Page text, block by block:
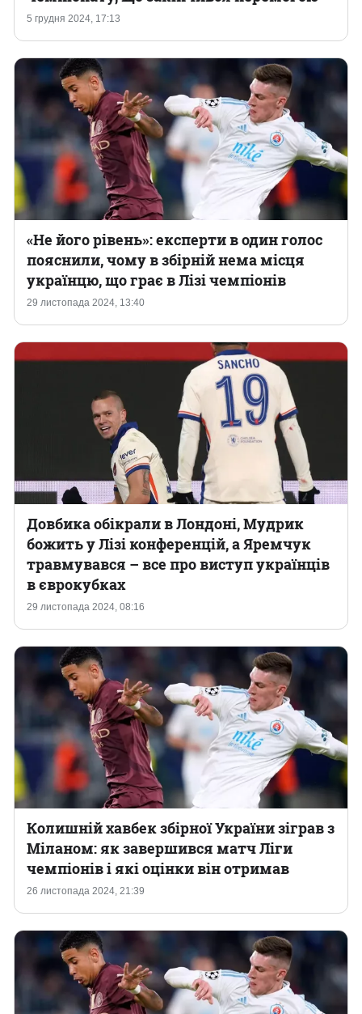
5 грудня 2024, 17:13
29 листопада 2024, 13:40
«Не його рівень»: експерти в один голос
пояснили, чому в збірній нема місця
українцю, що грає в Лізі чемпіонів
29 листопада 2024, 08:16
Довбика обікрали в Лондоні, Мудрик
божить у Лізі конференцій, а Яремчук
травмувався – все про виступ українців
в єврокубках
26 листопада 2024, 21:39
Колишній хавбек збірної України зіграв з
Міланом: як завершився матч Ліги
чемпіонів і які оцінки він отримав